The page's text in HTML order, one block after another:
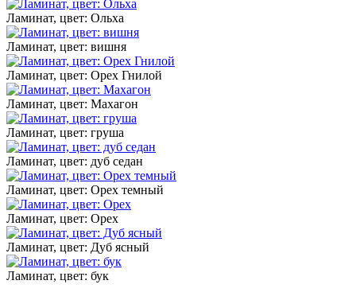
Ламинат, цвет: Ольха
Ламинат, цвет: вишня
Ламинат, цвет: Орех Гнилой
Ламинат, цвет: Махагон
Ламинат, цвет: груша
Ламинат, цвет: дуб седан
Ламинат, цвет: Орех темный
Ламинат, цвет: Орех
Ламинат, цвет: Дуб ясный
Ламинат, цвет: бук